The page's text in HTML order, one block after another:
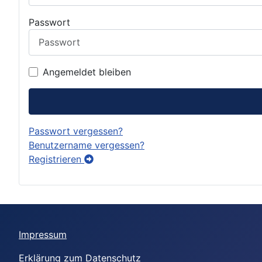
Passwort
Angemeldet bleiben
Passwort vergessen?
Benutzername vergessen?
Registrieren
Impressum
Erklärung zum Datenschutz